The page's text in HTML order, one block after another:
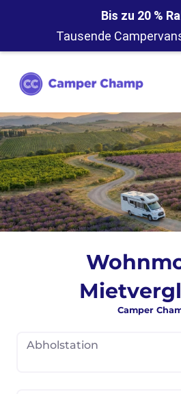
Bis zu 20 %
Tausende
Camper
Abholstation